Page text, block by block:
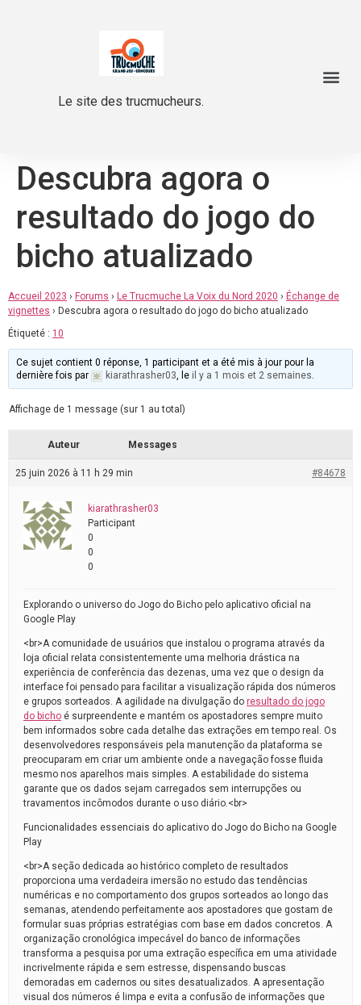
Le site des trucmucheurs.
Descubra agora o
resultado do jogo do
bicho atualizado
Accueil 2023 › Forums › Le Trucmuche La Voix du Nord 2020 › Échange de
vignettes › Descubra agora o resultado do jogo do bicho atualizado
Étiqueté : 10
Ce sujet contient 0 réponse, 1 participant et a été mis à jour pour la
dernière fois par
kiarathrasher03, le il y a 1 mois et 2 semaines.
Affichage de 1 message (sur 1 au total)
Auteur Messages
25 juin 2026 à 11 h 29 min #84678
kiarathrasher03
Participant
0
0
0
Explorando o universo do Jogo do Bicho pelo aplicativo oficial na
Google Play
<br>A comunidade de usuários que instalou o programa através da
loja oficial relata consistentemente uma melhoria drástica na
experiência de conferência das dezenas, uma vez que o design da
interface foi pensado para facilitar a visualização rápida dos números
e grupos sorteados. A agilidade na divulgação do resultado do jogo
do bicho é surpreendente e mantém os apostadores sempre muito
bem informados sobre cada detalhe das extrações em tempo real. Os
desenvolvedores responsáveis pela manutenção da plataforma se
preocuparam em criar um ambiente onde a navegação fosse fluida
mesmo nos aparelhos mais simples. A estabilidade do sistema
garante que os dados sejam carregados sem interrupções ou
travamentos incômodos durante o uso diário.<br>
Funcionalidades essenciais do aplicativo do Jogo do Bicho na Google
Play
<br>A seção dedicada ao histórico completo de resultados
proporciona uma verdadeira imersão no estudo das tendências
numéricas e no comportamento dos grupos sorteados ao longo das
semanas, atendendo perfeitamente aos apostadores que gostam de
formular suas próprias estratégias com base em dados concretos. A
organização cronológica impecável do banco de informações
transforma a pesquisa por uma extração específica em uma atividade
incrivelmente rápida e sem estresse, dispensando buscas
demoradas em cadernos ou sites desatualizados. A apresentação
visual dos números é limpa e evita a confusão de informações que